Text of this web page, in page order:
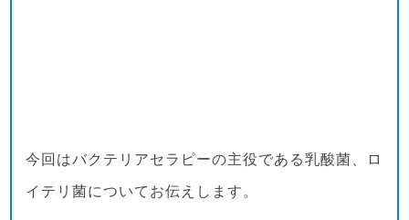
今回はバクテリアセラピーの主役である乳酸菌、ロ
イテリ菌についてお伝えします。